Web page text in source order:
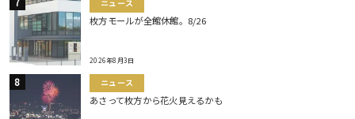
ニュース
枚方モールが全館休館。8/26
2026年8月3日
ニュース
あさって枚方から花火見えるかも